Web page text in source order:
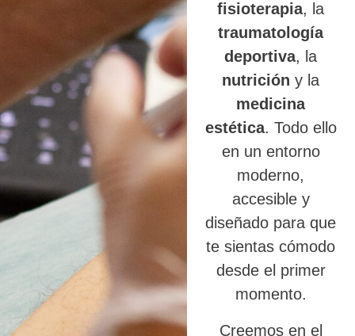
fisioterapia, la
traumatología
deportiva, la
nutrición y la
medicina
estética. Todo ello
en un entorno
moderno,
accesible y
diseñado para que
te sientas cómodo
desde el primer
momento.
Creemos en el